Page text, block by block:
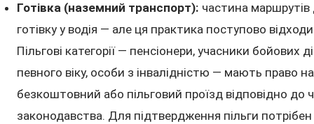
Готівка (наземний транспорт): частина маршрутів
готівку у водія — але ця практика поступово
Пільгові категорії — пенсіонери, учасники бойових
певного віку, особи з інвалідністю — мають право на
безкоштовний або пільговий проїзд відповідно до
законодавства. Для підтвердження пільги потрібен